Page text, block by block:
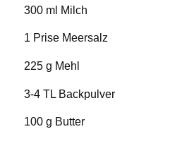
300 ml Milch
1 Prise Meersalz
225 g Mehl
3-4 TL Backpulver
100 g Butter